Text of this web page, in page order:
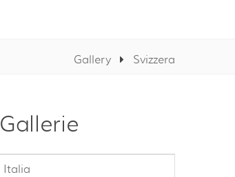
Gallery Svizzera
Gallerie
Italia